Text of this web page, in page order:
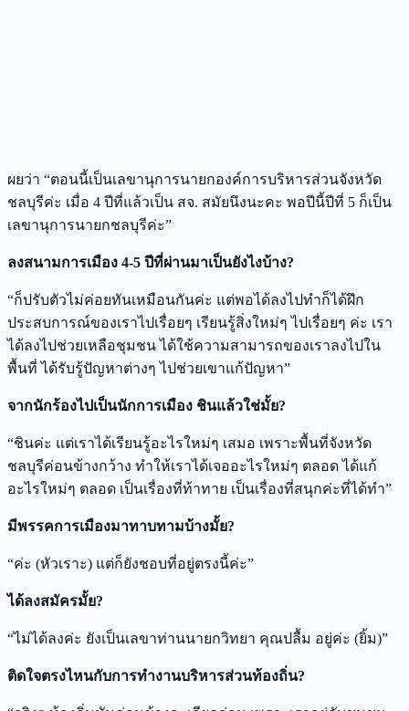
ผยว่า “ตอนนี้เป็นเลขานุการนายกองค์การบริหารส่วนจังหวัด
ชลบุรีค่ะ เมื่อ 4 ปีที่แล้วเป็น สจ. สมัยนึงนะคะ พอปีนี้ปีที่ 5 ก็เป็น
เลขานุการนายกชลบุรีค่ะ”
ลงสนามการเมือง 4-5 ปีที่ผ่านมาเป็นยังไงบ้าง?
“ก็ปรับตัวไม่ค่อยทันเหมือนกันค่ะ แต่พอได้ลงไปทำก็ได้ฝึก
ประสบการณ์ของเราไปเรื่อยๆ เรียนรู้สิ่งใหม่ๆ ไปเรื่อยๆ ค่ะ เรา
ได้ลงไปช่วยเหลือชุมชน ได้ใช้ความสามารถของเราลงไปใน
พื้นที่ ได้รับรู้ปัญหาต่างๆ ไปช่วยเขาแก้ปัญหา”
จากนักร้องไปเป็นนักการเมือง ชินแล้วใช่มั้ย?
“ชินค่ะ แต่เราได้เรียนรู้อะไรใหม่ๆ เสมอ เพราะพื้นที่จังหวัด
ชลบุรีค่อนข้างกว้าง ทำให้เราได้เจออะไรใหม่ๆ ตลอด ได้แก้
อะไรใหม่ๆ ตลอด เป็นเรื่องที่ท้าทาย เป็นเรื่องที่สนุกค่ะที่ได้ทำ”
มีพรรคการเมืองมาทาบทามบ้างมั้ย?
“ค่ะ (หัวเราะ) แต่ก็ยังชอบที่อยู่ตรงนี้ค่ะ”
ได้ลงสมัครมั้ย?
“ไม่ได้ลงค่ะ ยังเป็นเลขาท่านนายกวิทยา คุณปลื้ม อยู่ค่ะ (ยิ้ม)”
ติดใจตรงไหนกับการทำงานบริหารส่วนท้องถิ่น?